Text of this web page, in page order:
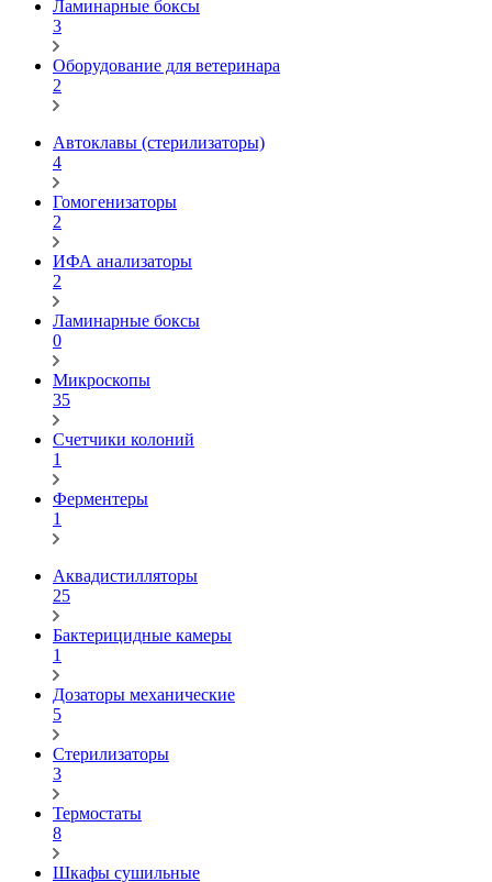
Ламинарные боксы
3
Оборудование для ветеринара
2
Автоклавы (стерилизаторы)
4
Гомогенизаторы
2
ИФА анализаторы
2
Ламинарные боксы
0
Микроскопы
35
Счетчики колоний
1
Ферментеры
1
Аквадистилляторы
25
Бактерицидные камеры
1
Дозаторы механические
5
Стерилизаторы
3
Термостаты
8
Шкафы сушильные